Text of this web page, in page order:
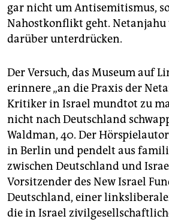
gar nicht um Antisemitismus,
Nahostkonflikt geht. Netanjahu
darüber unterdrücken.
Der Versuch, das Museum auf
erinnere „an die Praxis der
Kritiker in Israel mundtot zu
nicht nach Deutschland
Waldman, 40. Der
in Berlin und pendelt aus
zwischen Deutschland und
Vorsitzender des New Israel
Deutschland, einer
die in Israel